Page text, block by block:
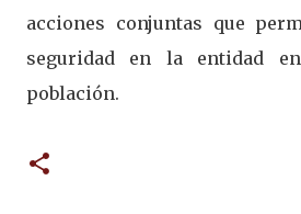
acciones conjuntas que
seguridad en la entidad
población.